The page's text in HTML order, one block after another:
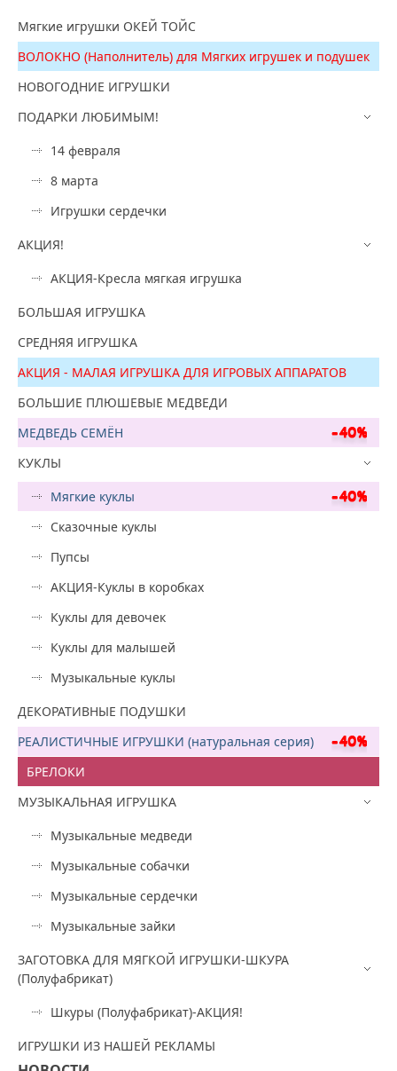
Мягкие игрушки ОКЕЙ ТОЙС
ВОЛОКНО (Наполнитель) для Мягких игрушек и подушек
НОВОГОДНИЕ ИГРУШКИ
ПОДАРКИ ЛЮБИМЫМ!
14 февраля
8 марта
Игрушки сердечки
АКЦИЯ!
АКЦИЯ-Кресла мягкая игрушка
БОЛЬШАЯ ИГРУШКА
СРЕДНЯЯ ИГРУШКА
АКЦИЯ - МАЛАЯ ИГРУШКА ДЛЯ ИГРОВЫХ АППАРАТОВ
БОЛЬШИЕ ПЛЮШЕВЫЕ МЕДВЕДИ
МЕДВЕДЬ СЕМЁН
КУКЛЫ
Мягкие куклы
Сказочные куклы
Пупсы
АКЦИЯ-Куклы в коробках
Куклы для девочек
Куклы для малышей
Музыкальные куклы
ДЕКОРАТИВНЫЕ ПОДУШКИ
РЕАЛИСТИЧНЫЕ ИГРУШКИ (натуральная серия)
БРЕЛОКИ
МУЗЫКАЛЬНАЯ ИГРУШКА
Музыкальные медведи
Музыкальные собачки
Музыкальные сердечки
Музыкальные зайки
ЗАГОТОВКА ДЛЯ МЯГКОЙ ИГРУШКИ-ШКУРА
(Полуфабрикат)
Шкуры (Полуфабрикат)-АКЦИЯ!
ИГРУШКИ ИЗ НАШЕЙ РЕКЛАМЫ